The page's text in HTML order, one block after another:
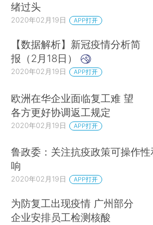
绪过头
2020年02月19日 APP打开
【数据解析】新冠疫情分析简
报（2月18日）
2020年02月19日 APP打开
欧洲在华企业面临复工难 望
各方更好协调返工规定
2020年02月19日 APP打开
鲁政委：关注抗疫政策可操作
响
2020年02月19日 APP打开
为防复工出现疫情 广州部分
企业安排员工检测核酸